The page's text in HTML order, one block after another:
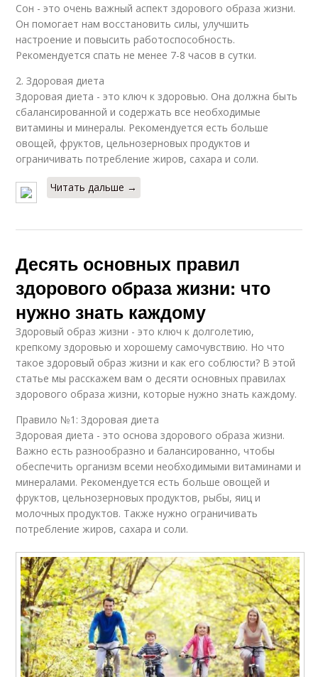
Сон - это очень важный аспект здорового образа жизни.
Он помогает нам восстановить силы, улучшить
настроение и повысить работоспособность.
Рекомендуется спать не менее 7-8 часов в сутки.
2. Здоровая диета
Здоровая диета - это ключ к здоровью. Она должна быть
сбалансированной и содержать все необходимые
витамины и минералы. Рекомендуется есть больше
овощей, фруктов, цельнозерновых продуктов и
ограничивать потребление жиров, сахара и соли.
Читать дальше →
Десять основных правил
здорового образа жизни: что
нужно знать каждому
Здоровый образ жизни - это ключ к долголетию,
крепкому здоровью и хорошему самочувствию. Но что
такое здоровый образ жизни и как его соблюсти? В этой
статье мы расскажем вам о десяти основных правилах
здорового образа жизни, которые нужно знать каждому.
Правило №1: Здоровая диета
Здоровая диета - это основа здорового образа жизни.
Важно есть разнообразно и балансированно, чтобы
обеспечить организм всеми необходимыми витаминами и
минералами. Рекомендуется есть больше овощей и
фруктов, цельнозерновых продуктов, рыбы, яиц и
молочных продуктов. Также нужно ограничивать
потребление жиров, сахара и соли.